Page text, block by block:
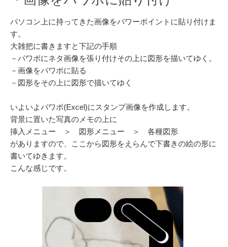
パソコン上に持ってきた画像をパワーポイントに貼り付けま
す。
大雑把に書きますと下記の手順
－パワポにネタ画像を張り付けその上に図形を描いてゆく。
－画像をパワポに貼る
－図形をその上に図形で描いてゆく
いよいよパワポ(Excel)にスタンプ画像を作成します。
背景に置いた写真のメモの上に
挿入メニュー ＞ 図形メニュー ＞ 各種図形
がありますので、ここから図形をえらんで下書きの絵の形に
書いてゆきます。
こんな感じです。